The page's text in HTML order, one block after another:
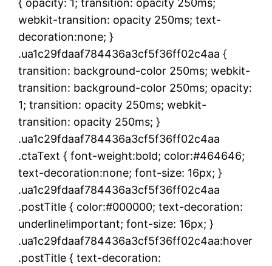
{ opacity: 1; transition: opacity 250ms;
webkit-transition: opacity 250ms; text-
decoration:none; }
.ua1c29fdaaf784436a3cf5f36ff02c4aa {
transition: background-color 250ms; webkit-
transition: background-color 250ms; opacity:
1; transition: opacity 250ms; webkit-
transition: opacity 250ms; }
.ua1c29fdaaf784436a3cf5f36ff02c4aa
.ctaText { font-weight:bold; color:#464646;
text-decoration:none; font-size: 16px; }
.ua1c29fdaaf784436a3cf5f36ff02c4aa
.postTitle { color:#000000; text-decoration:
underline!important; font-size: 16px; }
.ua1c29fdaaf784436a3cf5f36ff02c4aa:hover
.postTitle { text-decoration: